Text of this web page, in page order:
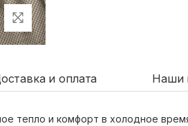
и оплата Наши
тепло и комфорт в холодное